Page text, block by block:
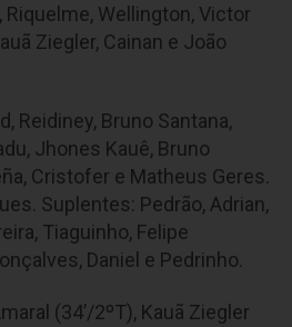
Riquelme, Wellington, Victor
Ziegler, Cainan e João
Reidiney, Bruno Santana,
Jhones Kauê, Bruno
Cristofer e Matheus Geres.
Suplentes: Pedrão, Adrian,
Tiaguinho, Felipe
Daniel e Pedrinho.
(34’/2ºT), Kauã Ziegler